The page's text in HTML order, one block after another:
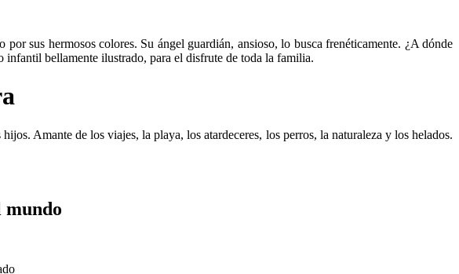
sus hermosos colores. Su ángel guardián, ansioso, lo busca frenéticamente. ¿A dónde
infantil bellamente ilustrado, para el disfrute de toda la familia.
Amante de los viajes, la playa, los atardeceres, los perros, la naturaleza y los helados.
mundo